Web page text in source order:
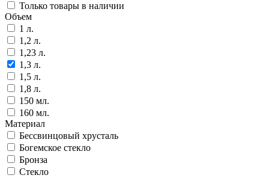
Только товары в наличии
Объем
1 л.
1,2 л.
1,23 л.
1,3 л.
1,5 л.
1,8 л.
150 мл.
160 мл.
Материал
Бессвинцовый хрусталь
Богемское стекло
Бронза
Стекло